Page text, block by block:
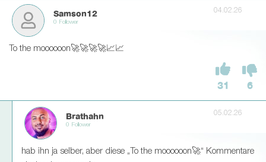
Samson12
0 Follower
04.02.26
To the moooooon🚀🚀🚀🚀📈📈
31 6
Brathahn
0 Follower
05.02.26
hab ihn ja selber, aber diese „To the moooooon🚀“ Kommentare